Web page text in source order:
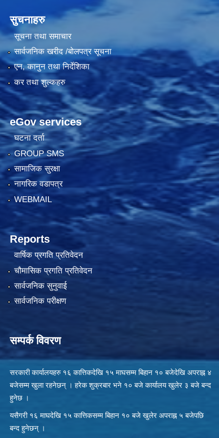
सुचनाहरु
सूचना तथा समाचार
सार्वजनिक खरीद /बोलपत्र सूचना
एन, कानुन तथा निर्देशिका
कर तथा शुल्कहरु
eGov services
घटना दर्ता
GROUP SMS
सामाजिक सुरक्षा
नागरिक वडापत्र
WEBMAIL
Reports
वार्षिक प्रगति प्रतिवेदन
चौमासिक प्रगति प्रतिवेदन
सार्वजनिक सुनुवाई
सार्वजनिक परीक्षण
सम्पर्क विवरण
सरकारी कार्यालयहरु १६ कात्तिकदेखि १५ माघसम्म बिहान १० बजेदेखि अपराह्न ४
बजेसम्म खुला रहनेछन् । हरेक शुक्रबार भने १० बजे कार्यालय खुलेर ३ बजे बन्द
हुनेछ ।
यसैगरी १६ माघदेखि १५ कात्तिकसम्म बिहान १० बजे खुलेर अपराह्न ५ बजेपछि
बन्द हुनेछन् ।